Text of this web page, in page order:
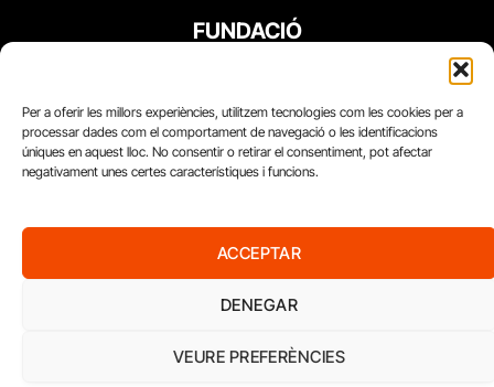
Per a oferir les millors experiències, utilitzem tecnologies com les cookies per a
processar dades com el comportament de navegació o les identificacions
úniques en aquest lloc. No consentir o retirar el consentiment, pot afectar
negativament unes certes característiques i funcions.
ACCEPTAR
DENEGAR
VEURE PREFERÈNCIES
FUNDACIÓ